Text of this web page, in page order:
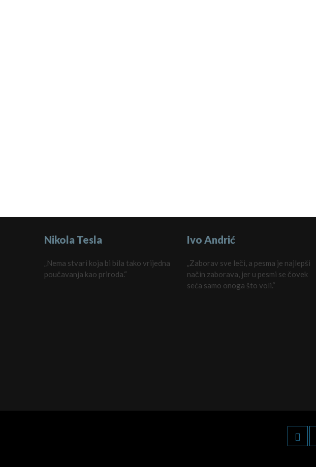
Nikola Tesla
„Nema stvari koja bi bila tako vrijedna
poučavanja kao priroda.“
Ivo Andrić
„Zaborav sve leči, a pesma je najlepši
način zaborava, jer u pesmi se čovek
seća samo onoga što voli.“